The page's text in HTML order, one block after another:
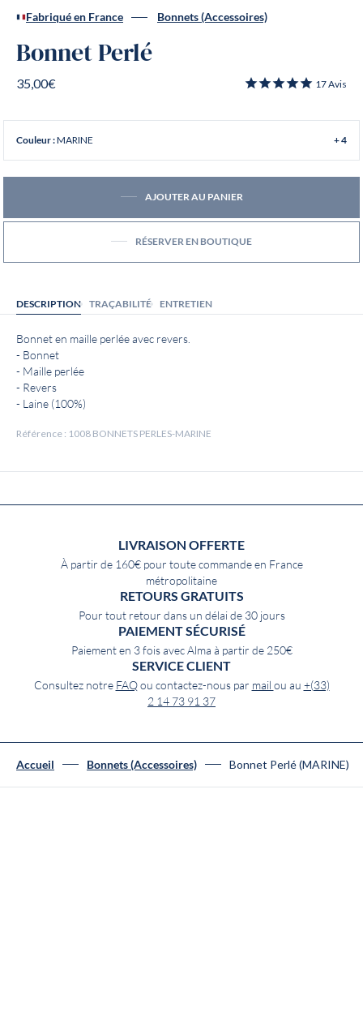
Fabriqué en France Bonnets (Accessoires)
Bonnet Perlé
35,00€ 17Avis
Couleur :MARINE + 4
AJOUTER AU PANIER
RÉSERVER EN BOUTIQUE
DESCRIPTION TRAÇABILITÉ ENTRETIEN
Bonnet en maille perlée avec revers.
- Bonnet
- Maille perlée
- Revers
- Laine (100%)
Référence : 1008 BONNETS PERLES-MARINE
LIVRAISON OFFERTE
À partir de 160€ pour toute commande en France
métropolitaine
RETOURS GRATUITS
Pour tout retour dans un délai de 30 jours
PAIEMENT SÉCURISÉ
Paiement en 3 fois avec Alma à partir de 250€
SERVICE CLIENT
Consultez notre FAQou contactez-nous par mail ou au +(33)
2 14 73 91 37
Accueil Bonnets (Accessoires) Bonnet Perlé (MARINE)